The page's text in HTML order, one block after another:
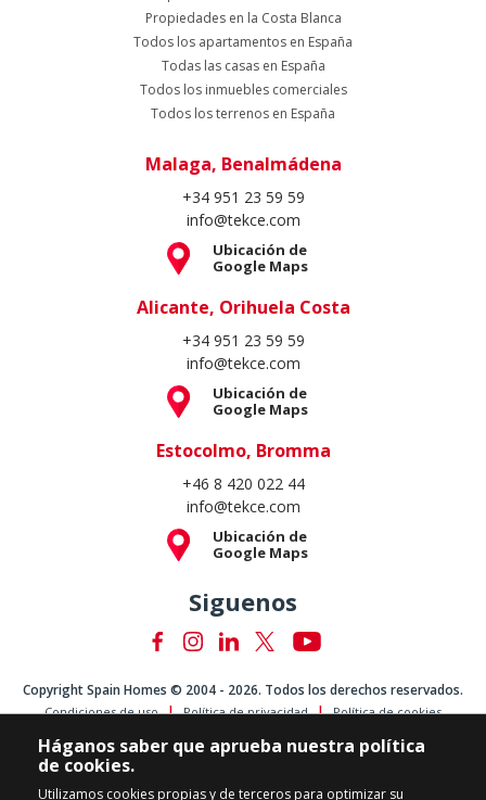
Propiedades en la Costa Blanca
Todos los apartamentos en España
Todas las casas en España
Todos los inmuebles comerciales
Todos los terrenos en España
Malaga, Benalmádena
+34 951 23 59 59
info@tekce.com
Ubicación de
Google Maps
Alicante, Orihuela Costa
+34 951 23 59 59
info@tekce.com
Ubicación de
Google Maps
Estocolmo, Bromma
+46 8 420 022 44
info@tekce.com
Ubicación de
Google Maps
Siguenos
Copyright Spain Homes © 2004 - 2026. Todos los derechos reservados.
Condiciones de uso Política de privacidad Política de cookies
Háganos saber que aprueba nuestra política
de cookies.
Utilizamos cookies propias y de terceros para optimizar su